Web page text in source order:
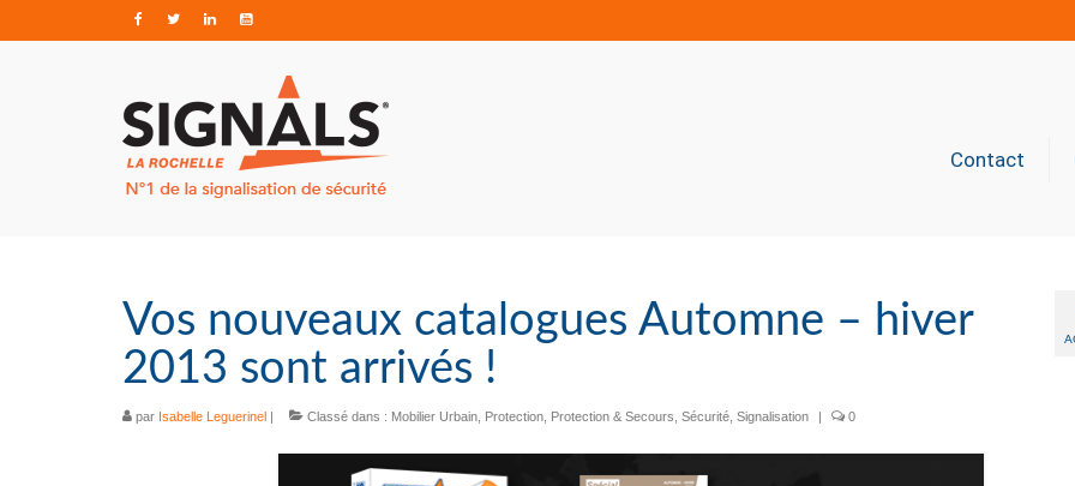
Contact
Vos nouveaux catalogues Automne – hiver
2013 sont arrivés !
par Isabelle Leguerinel | Classé dans : Mobilier Urbain Protection Protection & Secours Sécurité Signalisation | 0